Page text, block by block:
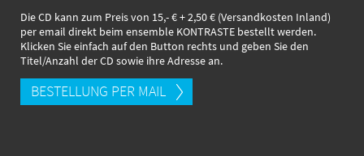
Die CD kann zum Preis von 15,- € + 2,50 € (Versandkosten Inland)
per email direkt beim ensemble KONTRASTE bestellt werden.
Klicken Sie einfach auf den Button rechts und geben Sie den
Titel/Anzahl der CD sowie ihre Adresse an.
BESTELLUNG PER MAIL